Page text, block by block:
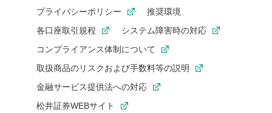
プライバシーポリシー
推奨環境
各口座取引規程
システム障害時の対応
コンプライアンス体制について
取扱商品のリスクおよび手数料等の説明
金融サービス提供法への対応
松井証券WEBサイト